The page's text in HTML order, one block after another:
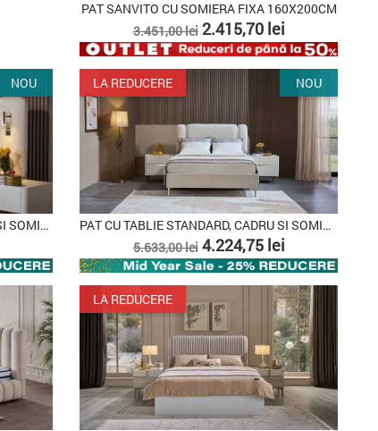
PAT SANVITO CU SOMIERA FIXA 160X200CM
Pret
de
baza
3.451,00 lei Pret
2.415,70 lei
NOU
PAT CU TABLIE ILUMINATA, CADRU SI SOMIERA...
LA REDUCERE NOU
PAT CU TABLIE STANDARD, CADRU SI SOMIERA...
Pret
de
baza
5.633,00 lei Pret
4.224,75 lei
LA REDUCERE